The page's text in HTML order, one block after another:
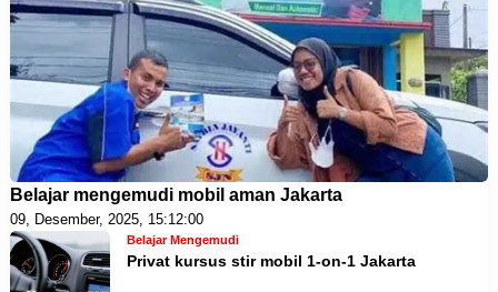
Belajar mengemudi mobil aman Jakarta
09, Desember, 2025, 15:12:00
Belajar Mengemudi
Privat kursus stir mobil 1-on-1 Jakarta